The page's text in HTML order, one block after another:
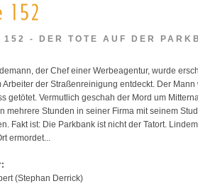
152 - DER TOTE AUF DER
der Chef einer Werbeagentur, wurde
Arbeiter der Straßenreinigung entdeckt. Der
getötet. Vermutlich geschah der Mord um
mehrere Stunden in seiner Firma mit seinem
Fakt ist: Die Parkbank ist nicht der Tatort.
ermordet...
(Stephan Derrick)